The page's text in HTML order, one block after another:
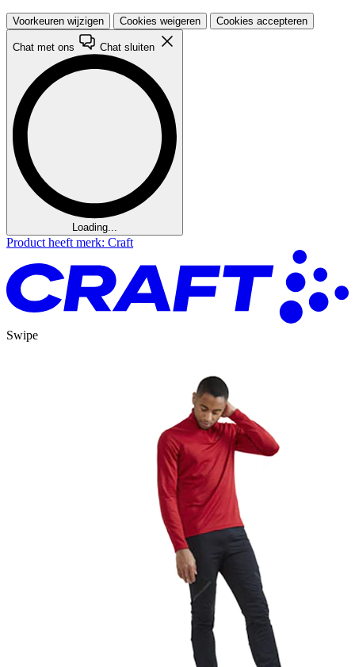
Voorkeuren wijzigen Cookies weigeren Cookies accepteren
Chat met ons Chat sluiten
Loading...
Product heeft merk: Craft
Swipe